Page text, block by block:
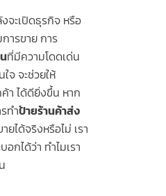
จะเปิดธุรกิจ หรือ
ารขาย การ
ที่มีความโดดเด่น
จ จะช่วยให้
า ได้ดียิ่งขึ้น หาก
ทำป้ายร้านค้าส่ง
ยได้จริงหรือไม่ เรา
กได้ว่า ทำไมเรา